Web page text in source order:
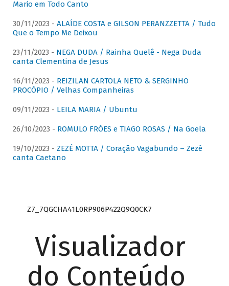
Mario em Todo Canto
30/11/2023 - ALAÍDE COSTA e GILSON PERANZZETTA / Tudo
Que o Tempo Me Deixou
23/11/2023 - NEGA DUDA / Rainha Quelê - Nega Duda
canta Clementina de Jesus
16/11/2023 - REIZILAN CARTOLA NETO & SERGINHO
PROCÓPIO / Velhas Companheiras
09/11/2023 - LEILA MARIA / Ubuntu
26/10/2023 - ROMULO FRÓES e TIAGO ROSAS / Na Goela
19/10/2023 - ZEZÉ MOTTA / Coração Vagabundo – Zezé
canta Caetano
Z7_7QGCHA41L0RP906P422Q9Q0CK7
Visualizador
do Conteúdo